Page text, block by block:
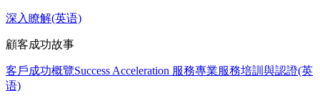
深入瞭解(英语)
顧客成功故事
客戶成功概覽Success Acceleration 服務專業服務培訓與認證(英
语)